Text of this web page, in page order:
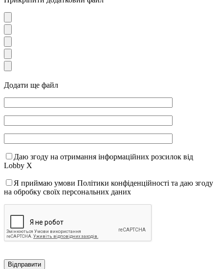
Додати ще файл
Даю згоду на отримання інформаційних розсилок від
Lobby X
Я приймаю умови Політики конфіденційності та даю згоду
на обробку своїх персональних даних